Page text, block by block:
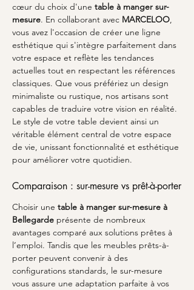
cœur du choix d'une table à manger sur-
mesure. En collaborant avec MARCELOO,
vous avez l'occasion de créer une ligne
esthétique qui s'intègre parfaitement dans
votre espace et reflète les tendances
actuelles tout en respectant les références
classiques. Que vous préfériez un design
minimaliste ou rustique, nos artisans sont
capables de traduire votre vision en réalité.
Le style de votre table devient ainsi un
véritable élément central de votre espace
de vie, unissant fonctionnalité et esthétique
pour améliorer votre quotidien.
Comparaison : sur-mesure vs prêt-à-porter
Choisir une table à manger sur-mesure à
Bellegarde présente de nombreux
avantages comparé aux solutions prêtes à
l’emploi. Tandis que les meubles prêts-à-
porter peuvent convenir à des
configurations standards, le sur-mesure
vous assure une adaptation parfaite à vos